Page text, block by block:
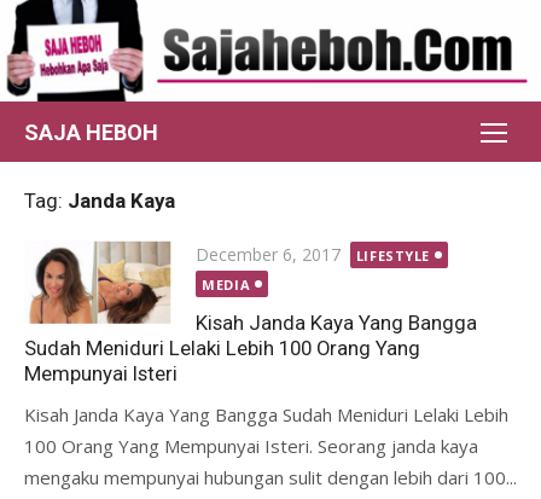
Skip
to
content
SAJA HEBOH
Tag: Janda Kaya
Posted
on
December 6, 2017
LIFESTYLE
MEDIA
Kisah Janda Kaya Yang Bangga
Sudah Meniduri Lelaki Lebih 100 Orang Yang
Mempunyai Isteri
Kisah Janda Kaya Yang Bangga Sudah Meniduri Lelaki Lebih
100 Orang Yang Mempunyai Isteri. Seorang janda kaya
mengaku mempunyai hubungan sulit dengan lebih dari 100...